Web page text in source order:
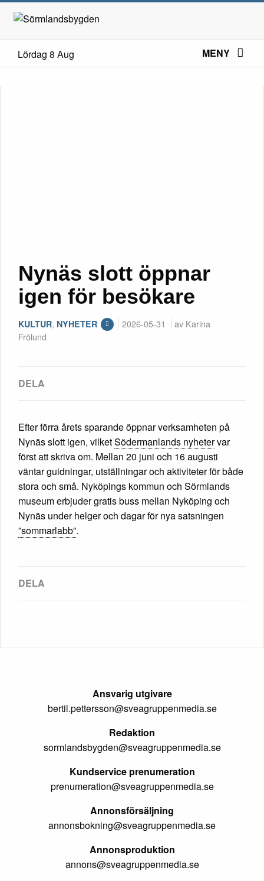
Lördag 8 Aug MENY
Nynäs slott öppnar
igen för besökare
KULTUR, NYHETER 2026-05-31
av Karina
Frölund
Efter förra årets sparande öppnar verksamheten på
Nynäs slott igen, vilketSödermanlands nyhetervar
först att skriva om. Mellan 20 juni och 16 augusti
väntar guidningar, utställningar och aktiviteter för både
stora och små. Nyköpings kommun och Sörmlands
museum erbjuder gratis buss mellan Nyköping och
Nynäs under helger och dagar för nya satsningen
”sommarlabb”.
Ansvarig utgivare
bertil.pettersson@sveagruppenmedia.se
Redaktion
sormlandsbygden@sveagruppenmedia.se
Kundservice prenumeration
prenumeration@sveagruppenmedia.se
Annonsförsäljning
annonsbokning@sveagruppenmedia.se
Annonsproduktion
annons@sveagruppenmedia.se